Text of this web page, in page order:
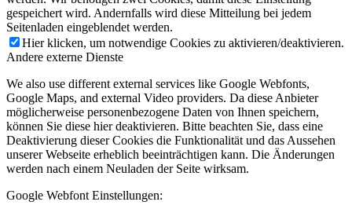
gespeichert wird. Andernfalls wird diese Mitteilung bei jedem
Seitenladen eingeblendet werden.
Hier klicken, um notwendige Cookies zu aktivieren/deaktivieren.
Andere externe Dienste
We also use different external services like Google Webfonts,
Google Maps, and external Video providers. Da diese Anbieter
möglicherweise personenbezogene Daten von Ihnen speichern,
können Sie diese hier deaktivieren. Bitte beachten Sie, dass eine
Deaktivierung dieser Cookies die Funktionalität und das Aussehen
unserer Webseite erheblich beeinträchtigen kann. Die Änderungen
werden nach einem Neuladen der Seite wirksam.
Google Webfont Einstellungen: